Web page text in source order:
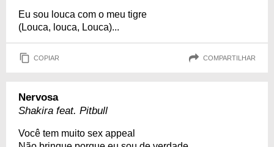
Eu sou louca com o meu tigre
(Louca, louca, Louca)...
COPIAR COMPARTILHAR
Nervosa
Shakira feat. Pitbull
Você tem muito sex appeal